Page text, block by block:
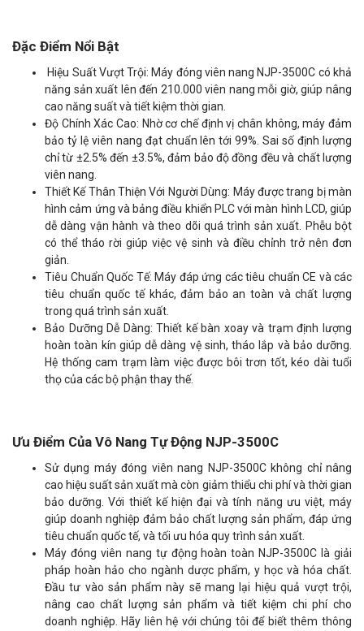
Đặc Điểm Nổi Bật
Hiệu Suất Vượt Trội: Máy đóng viên nang NJP-3500C có khả
năng sản xuất lên đến 210.000 viên nang mỗi giờ, giúp nâng
cao năng suất và tiết kiệm thời gian.
Độ Chính Xác Cao: Nhờ cơ chế định vị chân không, máy đảm
bảo tỷ lệ viên nang đạt chuẩn lên tới 99%. Sai số định lượng
chỉ từ ±2.5% đến ±3.5%, đảm bảo độ đồng đều và chất lượng
viên nang.
Thiết Kế Thân Thiện Với Người Dùng: Máy được trang bị màn
hình cảm ứng và bảng điều khiển PLC với màn hình LCD, giúp
dễ dàng vận hành và theo dõi quá trình sản xuất. Phễu bột
có thể tháo rời giúp việc vệ sinh và điều chỉnh trở nên đơn
giản.
Tiêu Chuẩn Quốc Tế: Máy đáp ứng các tiêu chuẩn CE và các
tiêu chuẩn quốc tế khác, đảm bảo an toàn và chất lượng
trong quá trình sản xuất.
Bảo Dưỡng Dễ Dàng: Thiết kế bàn xoay và trạm định lượng
hoàn toàn kín giúp dễ dàng vệ sinh, tháo lắp và bảo dưỡng.
Hệ thống cam trạm làm việc được bôi trơn tốt, kéo dài tuổi
thọ của các bộ phận thay thế.
Ưu Điểm Của Vô Nang Tự Động NJP-3500C
Sử dụng máy đóng viên nang NJP-3500C không chỉ nâng
cao hiệu suất sản xuất mà còn giảm thiểu chi phí và thời gian
bảo dưỡng. Với thiết kế hiện đại và tính năng ưu việt, máy
giúp doanh nghiệp đảm bảo chất lượng sản phẩm, đáp ứng
tiêu chuẩn quốc tế, và tối ưu hóa quy trình sản xuất.
Máy đóng viên nang tự động hoàn toàn NJP-3500C là giải
pháp hoàn hảo cho ngành dược phẩm, y học và hóa chất.
Đầu tư vào sản phẩm này sẽ mang lại hiệu quả vượt trội,
nâng cao chất lượng sản phẩm và tiết kiệm chi phí cho
doanh nghiệp. Hãy liên hệ với chúng tôi để biết thêm thông